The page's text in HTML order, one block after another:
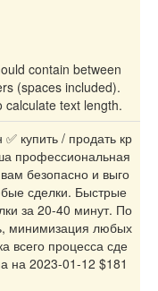
contain between
(spaces included).
calculate text length.
купить / продать кр
профессиональная
безопасно и выго
сделки. Быстрые
за 20-40 минут. По
минимизация любых
всего процесса сде
на 2023-01-12 $181